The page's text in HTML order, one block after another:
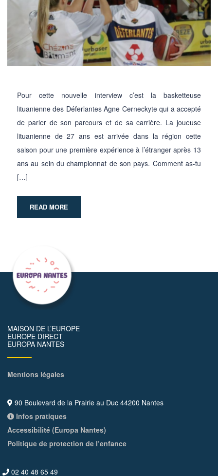
Pour cette nouvelle interview c’est la basketteuse
lituanienne des Déferlantes Agne Cerneckyte qui a accepté
de parler de son parcours et de sa carrière. La joueuse
lituanienne de 27 ans est arrivée dans la région cette
saison pour une première expérience à l’étranger après 13
ans au sein du championnat de son pays. Comment as-tu
[…]
READ MORE
MAISON DE L’EUROPE
EUROPE DIRECT
EUROPA NANTES
Mentions légales
90 Boulevard de la Prairie au Duc 44200 Nantes
Infos pratiques
Accessibilité (Europa Nantes)
Politique de protection de l’enfance
02 40 48 65 49